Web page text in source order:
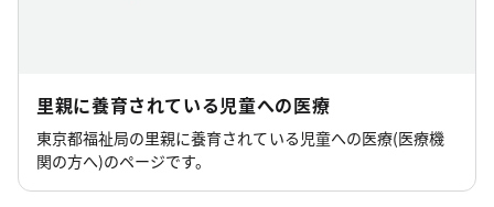
里親に養育されている児童への医療
東京都福祉局の里親に養育されている児童への医療(医療機
関の方へ)のページです。